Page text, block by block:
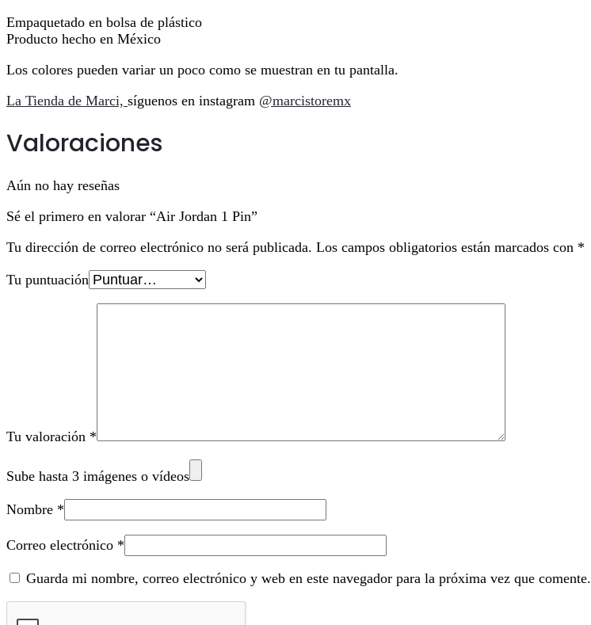
Empaquetado en bolsa de plástico
Producto hecho en México
Los colores pueden variar un poco como se muestran en tu pantalla.
La Tienda de Marci, síguenos en instagram @marcistoremx
Valoraciones
Aún no hay reseñas
Sé el primero en valorar “Air Jordan 1 Pin”
Tu dirección de correo electrónico no será publicada. Los campos obligatorios están marcados con *
Tu puntuación
Tu valoración *
Sube hasta 3 imágenes o vídeos
Nombre *
Correo electrónico *
Guarda mi nombre, correo electrónico y web en este navegador para la próxima vez que comente.